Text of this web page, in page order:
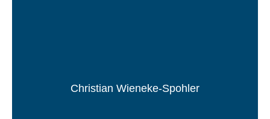
Christian Wieneke-Spohler